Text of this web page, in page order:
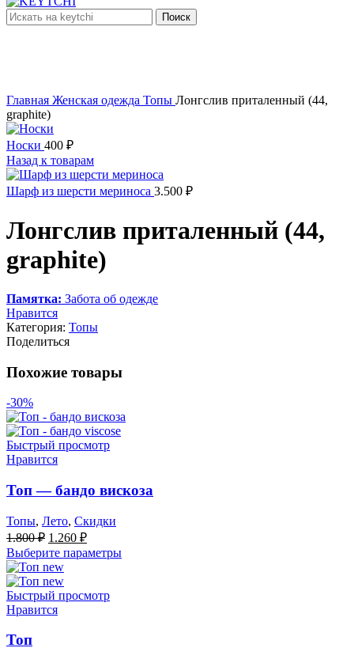
Поиск
Главная Женская одежда Топы Лонгслив приталенный (44,
graphite)
Носки 400 ₽
Назад к товарам
Шарф из шерсти мериноса 3.500 ₽
Лонгслив приталенный (44,
graphite)
Памятка: Забота об одежде
Нравится
Категория: Топы
Поделиться
Похожие товары
-30%
Быстрый просмотр
Нравится
Топ — бандо вискоза
Топы, Лето, Скидки
1.800₽ Первоначальная
цена
составляла
1.800 ₽.
1.260 ₽Текущая
цена:
Выберите параметры
Быстрый просмотр
Нравится
Топ